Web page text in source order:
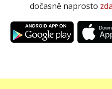
dočasně naprosto